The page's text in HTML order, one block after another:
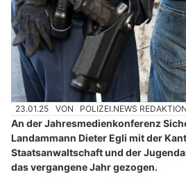
23.01.25 VON POLIZEI.NEWS REDAKTION
An der Jahresmedienkonferenz
Landammann Dieter Egli mit der
Staatsanwaltschaft und der
das vergangene Jahr gezogen.